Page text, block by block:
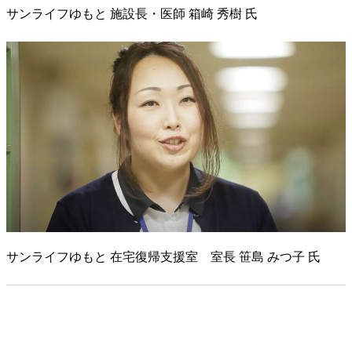
サンライフゆもと 施設長・医師 箱崎 秀樹 氏
サンライフゆもと 在宅復帰支援室 室長 笹島 みつ子 氏